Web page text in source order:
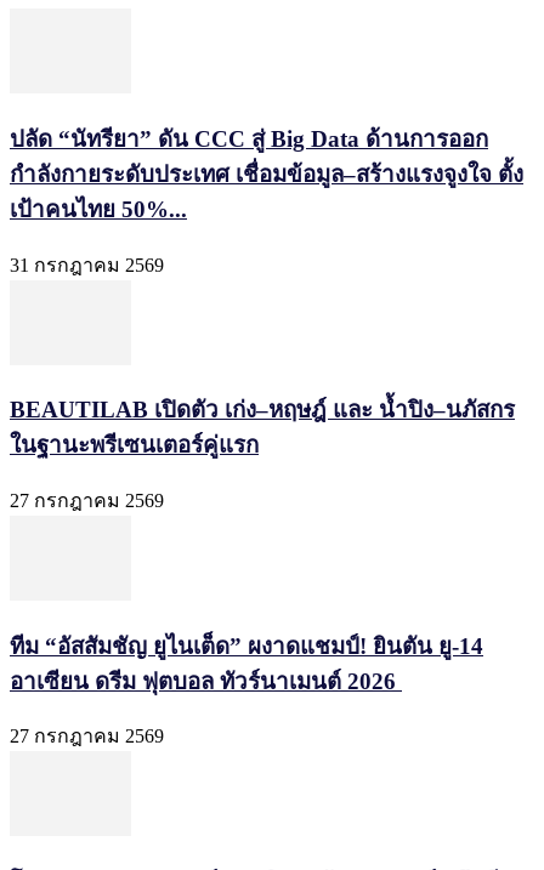
ปลัด “นัทรียา” ดัน CCC สู่ Big Data ด้านการออก
กำลังกายระดับประเทศ เชื่อมข้อมูล–สร้างแรงจูงใจ ตั้ง
เป้าคนไทย 50%...
31 กรกฎาคม 2569
BEAUTILAB เปิดตัว เก่ง–หฤษฎ์ และ น้ำปิง–นภัสกร
ในฐานะพรีเซนเตอร์คู่แรก
27 กรกฎาคม 2569
ทีม “อัสสัมชัญ ยูไนเต็ด” ผงาดแชมป์! ยินตัน ยู-14
อาเซียน ดรีม ฟุตบอล ทัวร์นาเมนต์ 2026
27 กรกฎาคม 2569